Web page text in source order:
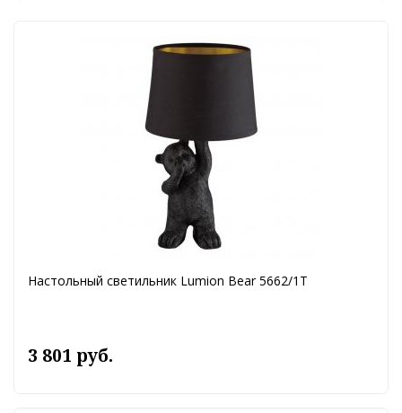
Настольный светильник Lumion Bear 5662/1T
3 801 руб.